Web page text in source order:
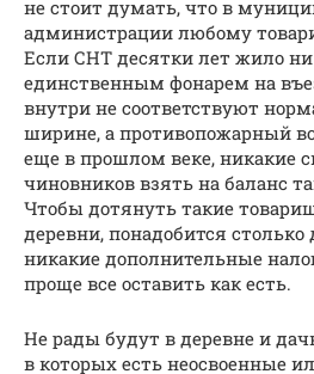
не стоит думать, что в
администрации любому
Если СНТ десятки лет жило ни
единственным фонарем на
внутри не соответствуют
ширине, а противопожарный
еще в прошлом веке, никакие
чиновников взять на баланс
Чтобы дотянуть такие
деревни, понадобится столько
никакие дополнительные
проще все оставить как есть.
Не рады будут в деревне и
в которых есть неосвоенные